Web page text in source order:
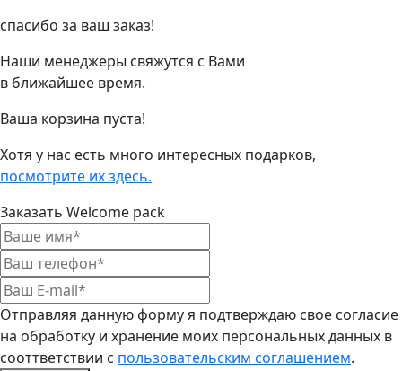
спасибо за ваш заказ!
Наши менеджеры свяжутся с Вами
в ближайшее время.
Ваша корзина пуста!
Хотя у нас есть много интересных подарков,
посмотрите их здесь.
Заказать Welcome pack
Отправляя данную форму я подтверждаю свое согласие
на обработку и хранение моих персональных данных в
сооттветствии с пользовательским соглашением.